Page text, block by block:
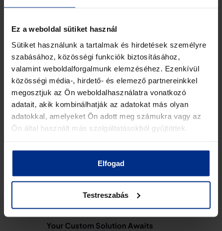
Ez a weboldal sütiket használ
Sütiket használunk a tartalmak és hirdetések személyre
szabásához, közösségi funkciók biztosításához,
valamint weboldalforgalmunk elemzéséhez. Ezenkívül
közösségi média-, hirdető- és elemező partnereinkkel
megosztjuk az Ön weboldalhasználatra vonatkozó
adatait, akik kombinálhatják az adatokat más olyan
adatokkal, amelyeket Ön adott meg számukra vagy az
Ön által használt más szolgáltatásokból gyűjtöttek.
Elfogad
Testreszabás
Power Amplifier
View Details
Your Custom Solution Awaits